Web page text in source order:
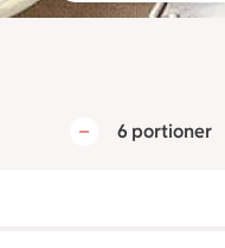
6 portioner